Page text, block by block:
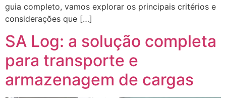
guia completo, vamos explorar os principais critérios e
considerações que […]
SA Log: a solução completa
para transporte e
armazenagem de cargas